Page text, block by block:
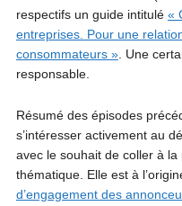
respectifs un guide intitulé «
entreprises. Pour une
consommateurs ». Une
responsable.
Résumé des épisodes
s’intéresser activement au
avec le souhait de coller à
thématique. Elle est à
d’engagement des